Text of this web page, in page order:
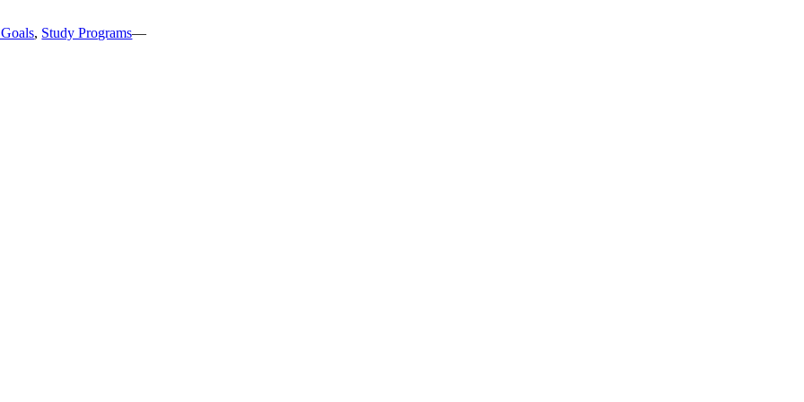
, Study Programs—